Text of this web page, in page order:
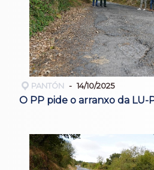
PANTÓN 14/10/2025
O PP pide o arranxo da LU-